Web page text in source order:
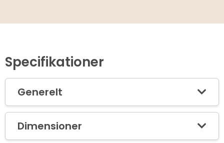
Specifikationer
Generelt
Dimensioner